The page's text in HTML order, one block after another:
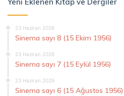
23 Haziran 2026
Sinema sayı 8 (15 Ekim 1956)
23 Haziran 2026
Sinema sayı 7 (15 Eylül 1956)
23 Haziran 2026
Sinema sayı 6 (15 Ağustos 1956)